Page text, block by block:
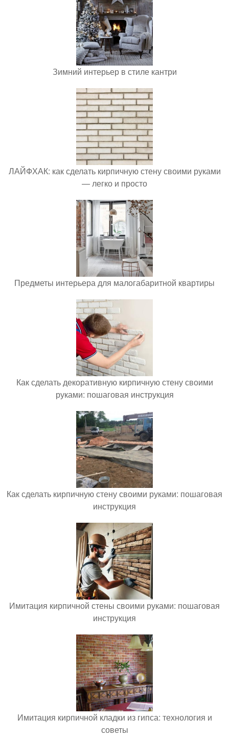
Зимний интерьер в стиле кантри
ЛАЙФХАК: как сделать кирпичную стену своими руками
— легко и просто
Предметы интерьера для малогабаритной квартиры
Как сделать декоративную кирпичную стену своими
руками: пошаговая инструкция
Как сделать кирпичную стену своими руками: пошаговая
инструкция
Имитация кирпичной стены своими руками: пошаговая
инструкция
Имитация кирпичной кладки из гипса: технология и
советы